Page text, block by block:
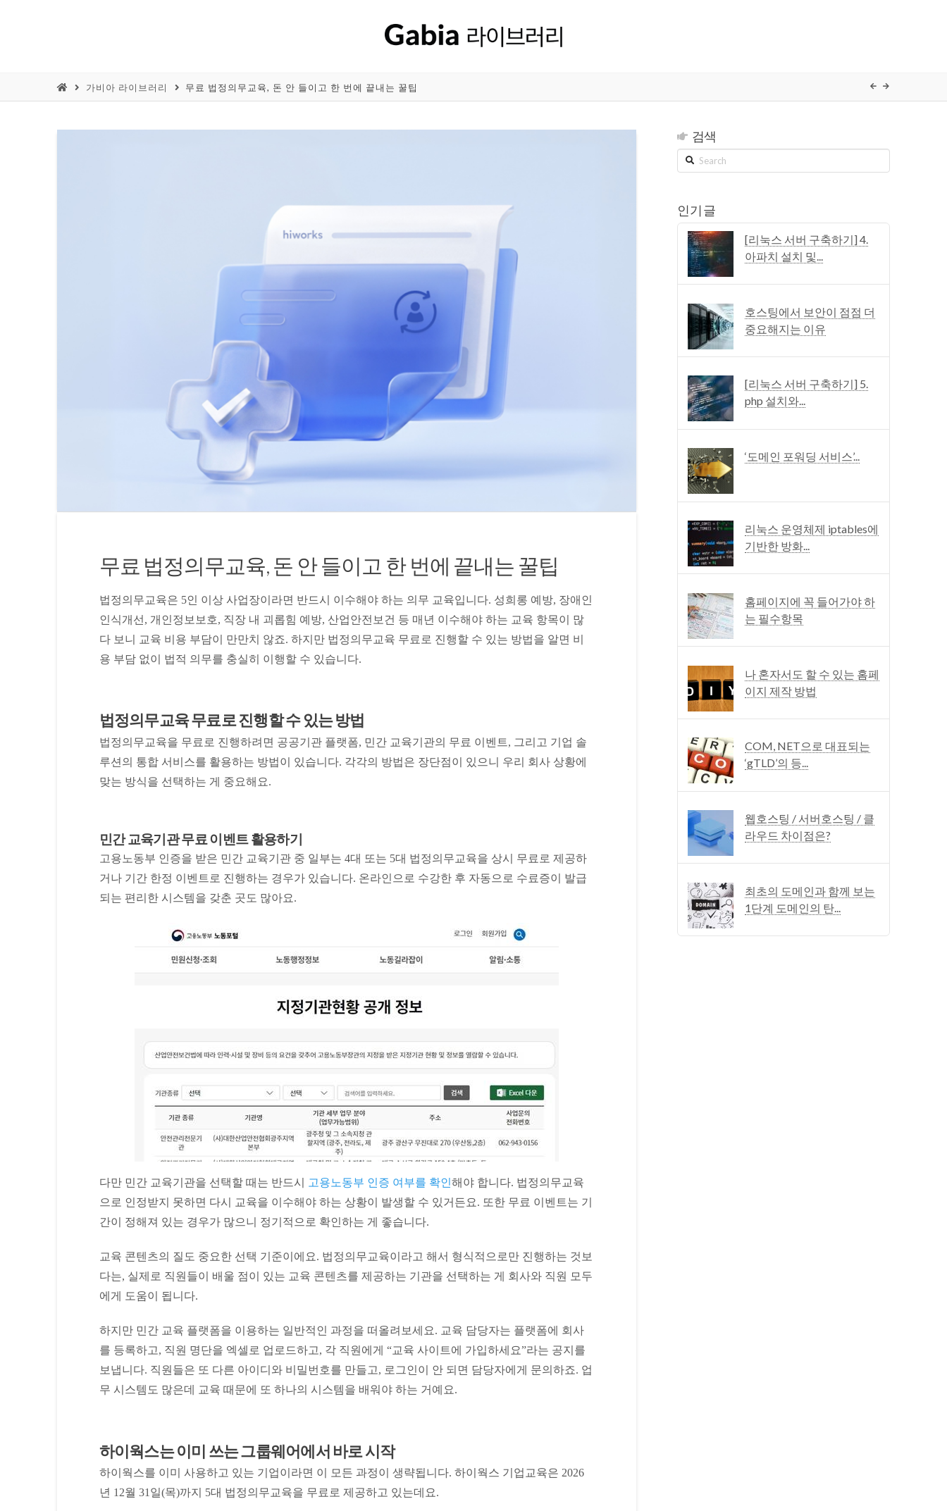
가비아 라이브러리 무료 법정의무교육, 돈 안 들이고 한 번에 끝내는 꿀팁
무료 법정의무교육, 돈 안 들이고 한 번에 끝내는 꿀팁
법정의무교육은 5인 이상 사업장이라면 반드시 이수해야 하는 의무 교육입니다. 성희롱 예방, 장애인
인식개선, 개인정보보호, 직장 내 괴롭힘 예방, 산업안전보건 등 매년 이수해야 하는 교육 항목이 많
다 보니 교육 비용 부담이 만만치 않죠. 하지만 법정의무교육 무료로 진행할 수 있는 방법을 알면 비
용 부담 없이 법적 의무를 충실히 이행할 수 있습니다.
법정의무교육 무료로 진행할 수 있는 방법
법정의무교육을 무료로 진행하려면 공공기관 플랫폼, 민간 교육기관의 무료 이벤트, 그리고 기업 솔
루션의 통합 서비스를 활용하는 방법이 있습니다. 각각의 방법은 장단점이 있으니 우리 회사 상황에
맞는 방식을 선택하는 게 중요해요.
민간 교육기관 무료 이벤트 활용하기
고용노동부 인증을 받은 민간 교육기관 중 일부는 4대 또는 5대 법정의무교육을 상시 무료로 제공하
거나 기간 한정 이벤트로 진행하는 경우가 있습니다. 온라인으로 수강한 후 자동으로 수료증이 발급
되는 편리한 시스템을 갖춘 곳도 많아요.
다만 민간 교육기관을 선택할 때는 반드시 고용노동부 인증 여부를 확인해야 합니다. 법정의무교육
으로 인정받지 못하면 다시 교육을 이수해야 하는 상황이 발생할 수 있거든요. 또한 무료 이벤트는 기
간이 정해져 있는 경우가 많으니 정기적으로 확인하는 게 좋습니다.
교육 콘텐츠의 질도 중요한 선택 기준이에요. 법정의무교육이라고 해서 형식적으로만 진행하는 것보
다는, 실제로 직원들이 배울 점이 있는 교육 콘텐츠를 제공하는 기관을 선택하는 게 회사와 직원 모두
에게 도움이 됩니다.
하지만 민간 교육 플랫폼을 이용하는 일반적인 과정을 떠올려보세요. 교육 담당자는 플랫폼에 회사
를 등록하고, 직원 명단을 엑셀로 업로드하고, 각 직원에게 “교육 사이트에 가입하세요”라는 공지를
보냅니다. 직원들은 또 다른 아이디와 비밀번호를 만들고, 로그인이 안 되면 담당자에게 문의하죠. 업
무 시스템도 많은데 교육 때문에 또 하나의 시스템을 배워야 하는 거예요.
하이웍스는 이미 쓰는 그룹웨어에서 바로 시작
하이웍스를 이미 사용하고 있는 기업이라면 이 모든 과정이 생략됩니다. 하이웍스 기업교육은 2026
년 12월 31일(목)까지 5대 법정의무교육을 무료로 제공하고 있는데요.
검색
Search
인기 글
[리눅스 서버 구축하기] 4.
아파치 설치 및...
호스팅에서 보안이 점점 더
중요해지는 이유
[리눅스 서버 구축하기] 5.
php 설치와...
‘도메인 포워딩 서비스’...
리눅스 운영체제 iptables에
기반한 방화...
홈페이지에 꼭 들어가야 하
는 필수항목
나 혼자서도 할 수 있는 홈페
이지 제작 방법
COM, NET으로 대표되는
‘gTLD’의 등...
웹호스팅 / 서버호스팅 / 클
라우드 차이점은?
최초의 도메인과 함께 보는
1단계 도메인의 탄...